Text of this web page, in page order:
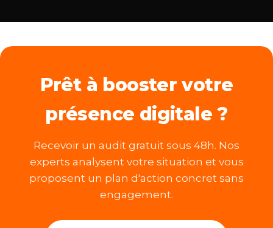
Prêt à booster votre
présence digitale ?
Recevoir un audit gratuit sous 48h. Nos
experts analysent votre situation et vous
proposent un plan d'action concret sans
engagement.